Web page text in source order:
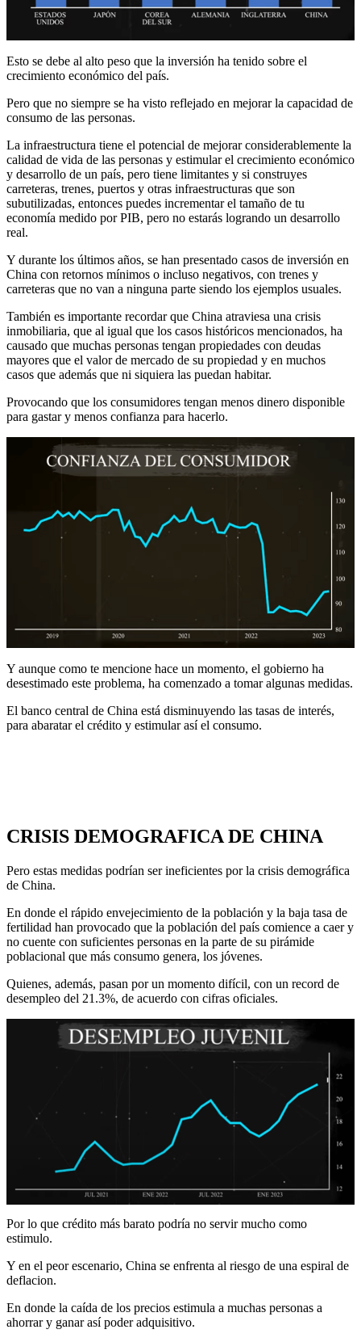
Esto se debe al alto peso que la inversión ha tenido sobre el
crecimiento económico del país.
Pero que no siempre se ha visto reflejado en mejorar la capacidad de
consumo de las personas.
La infraestructura tiene el potencial de mejorar considerablemente la
calidad de vida de las personas y estimular el crecimiento económico
y desarrollo de un país, pero tiene limitantes y si construyes
carreteras, trenes, puertos y otras infraestructuras que son
subutilizadas, entonces puedes incrementar el tamaño de tu
economía medido por PIB, pero no estarás logrando un desarrollo
real.
Y durante los últimos años, se han presentado casos de inversión en
China con retornos mínimos o incluso negativos, con trenes y
carreteras que no van a ninguna parte siendo los ejemplos usuales.
También es importante recordar que China atraviesa una crisis
inmobiliaria, que al igual que los casos históricos mencionados, ha
causado que muchas personas tengan propiedades con deudas
mayores que el valor de mercado de su propiedad y en muchos
casos que además que ni siquiera las puedan habitar.
Provocando que los consumidores tengan menos dinero disponible
para gastar y menos confianza para hacerlo.
Y aunque como te mencione hace un momento, el gobierno ha
desestimado este problema, ha comenzado a tomar algunas medidas.
El banco central de China está disminuyendo las tasas de interés,
para abaratar el crédito y estimular así el consumo.
CRISIS DEMOGRAFICA DE CHINA
Pero estas medidas podrían ser ineficientes por la crisis demográfica
de China.
En donde el rápido envejecimiento de la población y la baja tasa de
fertilidad han provocado que la población del país comience a caer y
no cuente con suficientes personas en la parte de su pirámide
poblacional que más consumo genera, los jóvenes.
Quienes, además, pasan por un momento difícil, con un record de
desempleo del 21.3%, de acuerdo con cifras oficiales.
Por lo que crédito más barato podría no servir mucho como
estimulo.
Y en el peor escenario, China se enfrenta al riesgo de una espiral de
deflacion.
En donde la caída de los precios estimula a muchas personas a
ahorrar y ganar así poder adquisitivo.